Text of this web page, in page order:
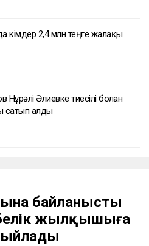
кімдер 2,4 млн теңге жалақы
Нұрәлі Әлиевке тиесілі болған
сатып алды
байланысты
жылқышыға